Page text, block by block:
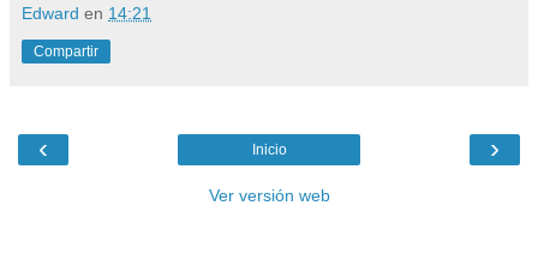
Edward en 14:21
Compartir
‹ ›
Inicio
Ver versión web